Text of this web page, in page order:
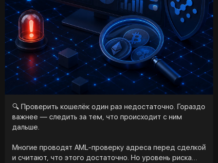
🔍 Проверить кошелёк один раз недостаточно. Гораздо
важнее — следить за тем, что происходит с ним
дальше.
Многие проводят AML-проверку адреса перед сделкой
и считают, что этого достаточно. Но уровень риска